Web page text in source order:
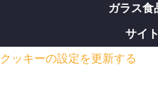
ガラス食
サイ
クッキーの設定を更新する